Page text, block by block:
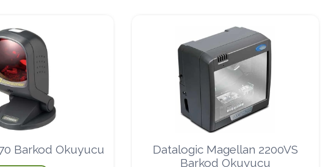
Barkod Okuyucu
Datalogic Magellan 2200VS
Barkod Okuyucu